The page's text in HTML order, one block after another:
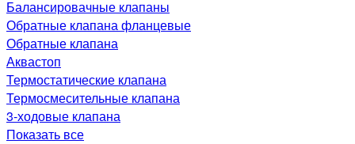
Балансировачные клапаны
Обратные клапана фланцевые
Обратные клапана
Аквастоп
Термостатические клапана
Термосмесительные клапана
3-ходовые клапана
Показать все